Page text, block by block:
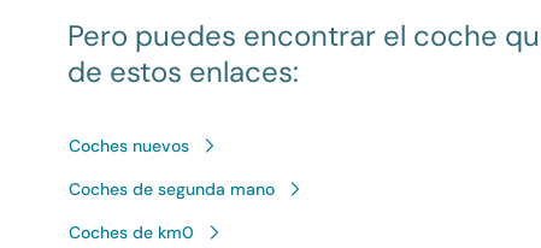
Pero puedes encontrar el coche
de estos enlaces:
Coches nuevos
Coches de segunda mano
Coches de km0